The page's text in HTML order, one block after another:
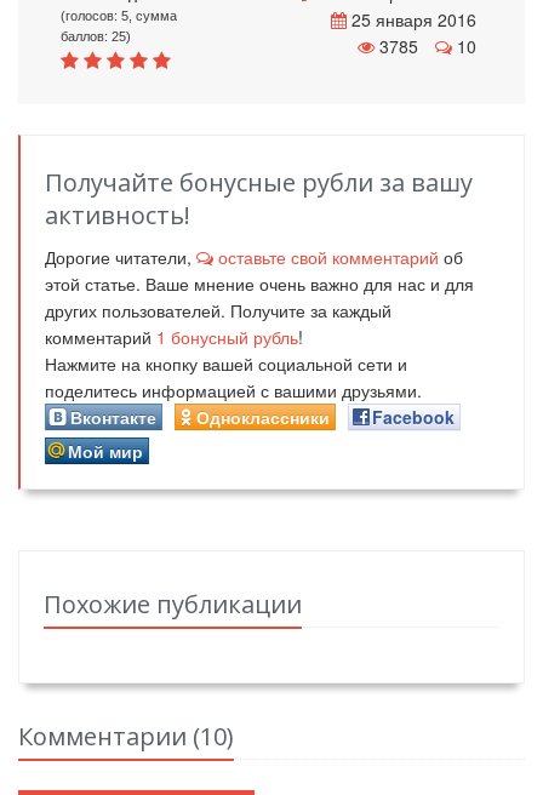
(голосов: 5, сумма
баллов: 25)
25 января 2016
3785
10
Получайте бонусные рубли за вашу
активность!
Дорогие читатели, оставьте свой комментарий об
этой статье. Ваше мнение очень важно для нас и для
других пользователей. Получите за каждый
комментарий 1 бонусный рубль!
Нажмите на кнопку вашей социальной сети и
поделитесь информацией с вашими друзьями.
Вконтакте
Одноклассники
Facebook
Мой мир
Похожие публикации
Комментарии (10)